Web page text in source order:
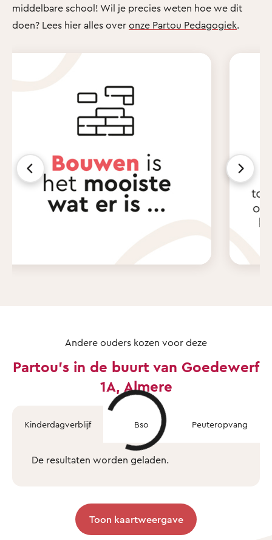
middelbare school! Wil je precies weten hoe we dit
doen? Lees hier alles over onze Partou Pedagogiek.
Andere ouders kozen voor deze
Partou's in de buurt van Goedewerf
1A, Almere
Kinderdagverblijf Bso Peuteropvang
De resultaten worden geladen.
Toon kaartweergave